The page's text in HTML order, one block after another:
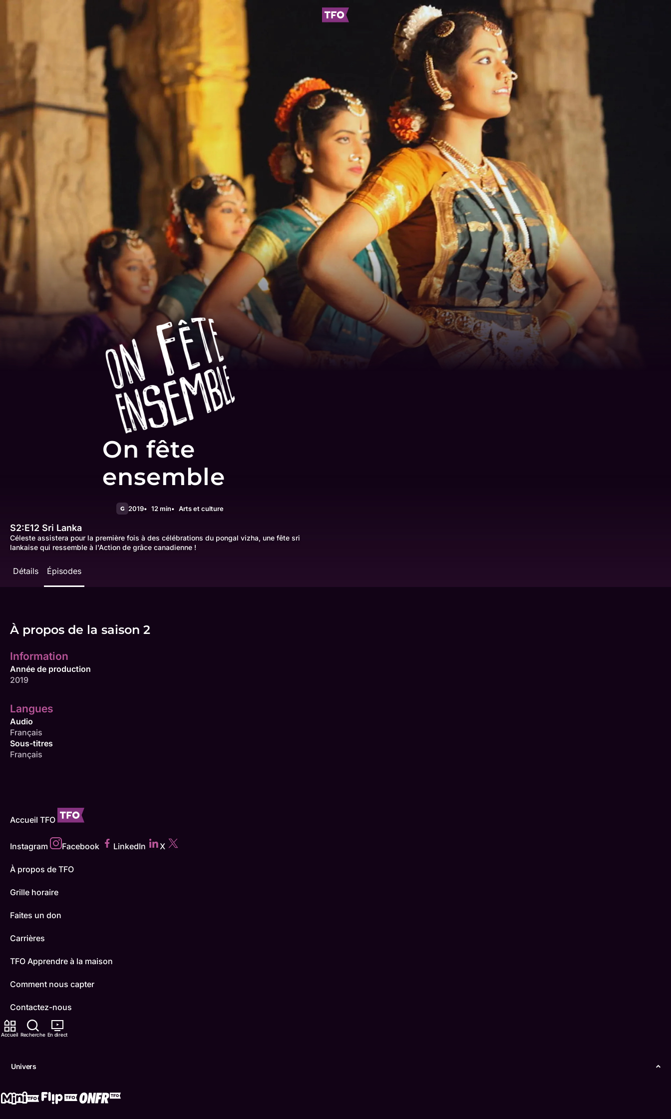
Accueil Recherche En direct
Univers
On fête
ensemble
G 2019 12 min Arts et culture
S2:E12 Sri Lanka
Céleste assistera pour la première fois à des célébrations du pongal vizha, une fête sri
lankaise qui ressemble à l'Action de grâce canadienne !
Détails Épisodes
À propos de la saison 2
Information
Année de production
2019
Langues
Audio
Français
Sous-titres
Français
Accueil TFO
Instagram Facebook LinkedIn X
À propos de TFO
Grille horaire
Faites un don
Carrières
TFO Apprendre à la maison
Comment nous capter
Contactez-nous
ONFR
Conditions d'utilisation